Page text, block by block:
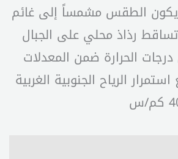
يكون الطقس مشمساً إلى غائم
رذاذ محلي على الجبال
الحرارة ضمن المعدلات
الرياح الجنوبية الغربية